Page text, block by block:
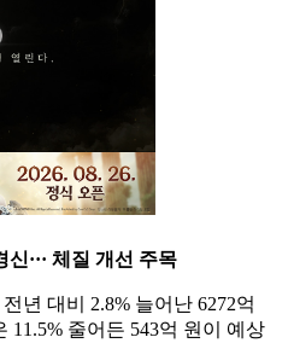
··· 체질 개선 주목
년 대비 2.8% 늘어난 6272억
11.5% 줄어든 543억 원이 예상